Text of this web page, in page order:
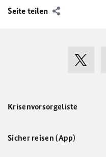
Seite teilen
Krisenvorsorgeliste
Sicher reisen (App)